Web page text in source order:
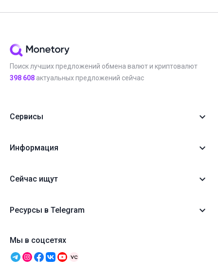
Поиск лучших предложений обмена валют и криптовалют
398 608 актуальных предложений сейчас
Сервисы
Информация
Сейчас ищут
Ресурсы в Telegram
Мы в соцсетях